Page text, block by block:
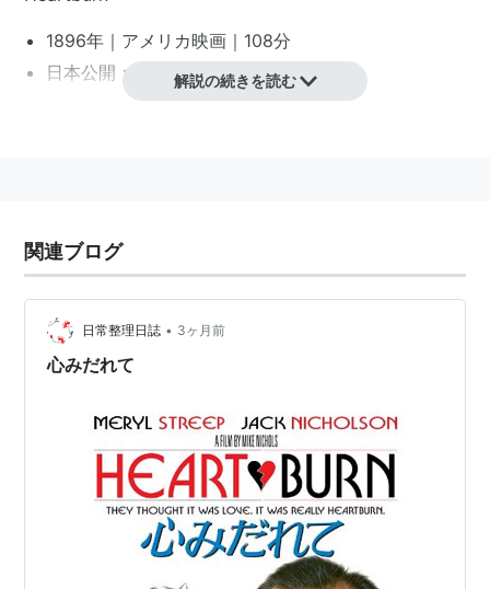
1896年｜ アメリカ映画 ｜108分
日本公開：1986年10月10日
マイク・ニコルズ
解説の続きを読む
関連ブログ
日常整理日誌 • 3ヶ月前
心みだれて